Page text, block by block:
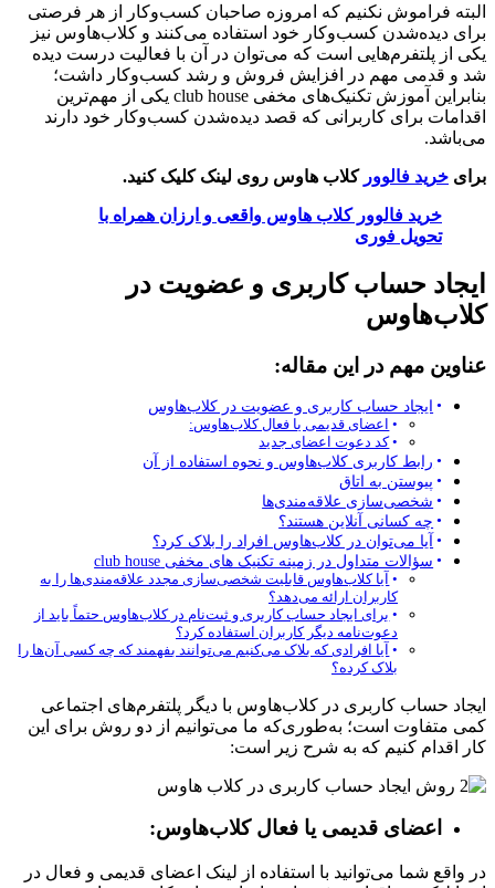
البته فراموش نکنیم که امروزه صاحبان کسب‌وکار از هر فرصتی
برای دیده‌شدن کسب‌وکار خود استفاده می‌کنند و کلاب‌هاوس نیز
یکی از پلتفرم‌هایی است که می‌توان در آن با فعالیت درست دیده
شد و قدمی مهم در افزایش فروش و رشد کسب‌وکار داشت؛
بنابراین آموزش تکنیک‌های مخفی club house یکی از مهم‌ترین
اقدامات برای کاربرانی که قصد دیده‌شدن کسب‌وکار خود دارند
می‌باشد.
برای خرید فالوور کلاب هاوس روی لینک کلیک کنید.
خرید فالوور کلاب هاوس واقعی و ارزان همراه با
تحویل فوری
ایجاد حساب کاربری و عضویت در
کلاب‌هاوس
عناوین مهم در این مقاله:
ایجاد حساب کاربری و عضویت در کلاب‌هاوس
اعضای قدیمی یا فعال کلاب‌هاوس:
کد دعوت اعضای جدید
رابط کاربری کلاب‌هاوس و نحوه استفاده از آن
پیوستن به اتاق
شخصی‌سازی علاقه‌مندی‌ها
چه کسانی آنلاین هستند؟
آیا می‌توان در کلاب‌هاوس افراد را بلاک کرد؟
سؤالات متداول در زمینه تکنیک های مخفی club house
آیا کلاب‌هاوس قابلیت شخصی‌سازی مجدد علاقه‌مندی‌ها را به
کاربران ارائه می‌دهد؟
برای ایجاد حساب کاربری و ثبت‌نام در کلاب‌هاوس حتماً باید از
دعوت‌نامه دیگر کاربران استفاده کرد؟
آیا افرادی که بلاک می‌کنیم می‌توانند بفهمند که چه کسی آن‌ها را
بلاک کرده؟
ایجاد حساب کاربری در کلاب‌هاوس با دیگر پلتفرم‌های اجتماعی
کمی متفاوت است؛ به‌طوری‌که ما می‌توانیم از دو روش برای این
کار اقدام کنیم که به شرح زیر است:
اعضای قدیمی یا فعال کلاب‌هاوس:
در واقع شما می‌توانید با استفاده از لینک اعضای قدیمی و فعال در